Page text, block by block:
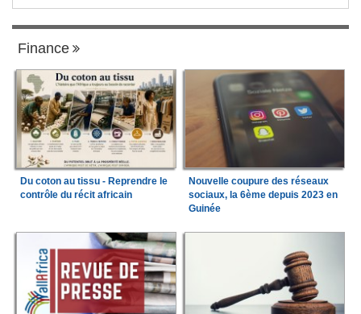
Finance
Du coton au tissu - Reprendre le
contrôle du récit africain
Nouvelle coupure des réseaux
sociaux, la 6ème depuis 2023 en
Guinée